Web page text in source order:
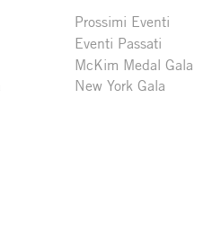
Prossimi Eventi
Eventi Passati
McKim Medal Gala
New York Gala